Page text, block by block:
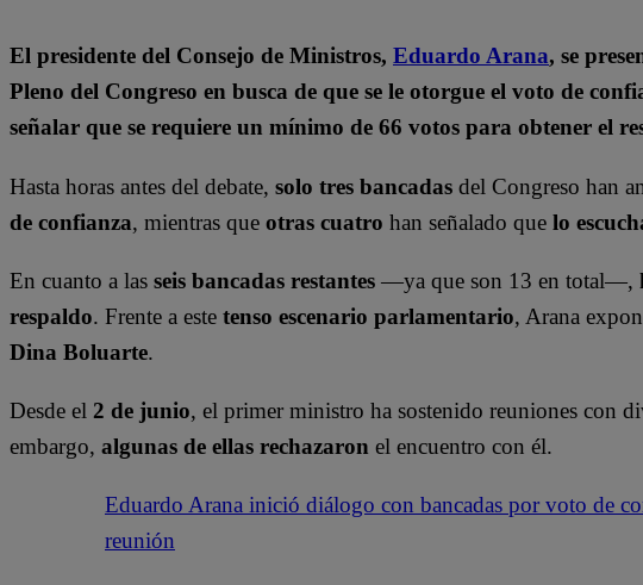
El presidente del Consejo de Ministros, Eduardo Arana, se
Pleno del Congreso en busca de que se le otorgue el voto de
señalar que se requiere un mínimo de 66 votos para obtener el
Hasta horas antes del debate, solo tres bancadas del Congreso han
de confianza, mientras que otras cuatro han señalado que lo
En cuanto a las seis bancadas restantes —ya que son 13 en total—,
respaldo. Frente a este tenso escenario parlamentario, Arana
Dina Boluarte.
Desde el 2 de junio, el primer ministro ha sostenido reuniones con
embargo, algunas de ellas rechazaron el encuentro con él.
Eduardo Arana inició diálogo con bancadas por voto de
reunión